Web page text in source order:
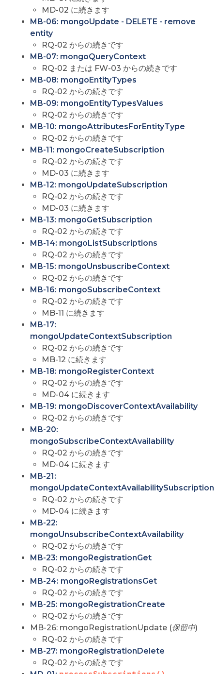
MD-02 に続きます
MB-06: mongoUpdate - DELETE - remove
entity
RQ-02 からの続きです
MB-07: mongoQueryContext
RQ-02 または FW-03 からの続きです
MB-08: mongoEntityTypes
RQ-02 からの続きです
MB-09: mongoEntityTypesValues
RQ-02 からの続きです
MB-10: mongoAttributesForEntityType
RQ-02 からの続きです
MB-11: mongoCreateSubscription
RQ-02 からの続きです
MD-03 に続きます
MB-12: mongoUpdateSubscription
RQ-02 からの続きです
MD-03 に続きます
MB-13: mongoGetSubscription
RQ-02 からの続きです
MB-14: mongoListSubscriptions
RQ-02 からの続きです
MB-15: mongoUnsbuscribeContext
RQ-02 からの続きです
MB-16: mongoSubscribeContext
RQ-02 からの続きです
MB-11 に続きます
MB-17:
mongoUpdateContextSubscription
RQ-02 からの続きです
MB-12 に続きます
MB-18: mongoRegisterContext
RQ-02 からの続きです
MD-04 に続きます
MB-19: mongoDiscoverContextAvailability
RQ-02 からの続きです
MB-20:
mongoSubscribeContextAvailability
RQ-02 からの続きです
MD-04 に続きます
MB-21:
mongoUpdateContextAvailabilitySubscription
RQ-02 からの続きです
MD-04 に続きます
MB-22:
mongoUnsubscribeContextAvailability
RQ-02 からの続きです
MB-23: mongoRegistrationGet
RQ-02 からの続きです
MB-24: mongoRegistrationsGet
RQ-02 からの続きです
MB-25: mongoRegistrationCreate
RQ-02 からの続きです
MB-26: mongoRegistrationUpdate (保留中)
RQ-02 からの続きです
MB-27: mongoRegistrationDelete
RQ-02 からの続きです